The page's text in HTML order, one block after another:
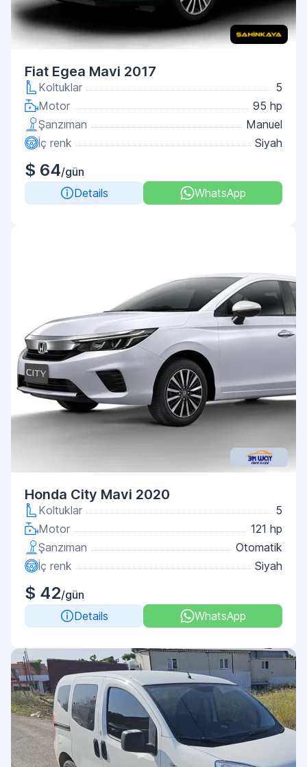
Fiat Egea Mavi 2017
Koltuklar
5
Motor
95 hp
Şanzıman
Manuel
İç renk
Siyah
$ 64/gün
Details
WhatsApp
Honda City Mavi 2020
Koltuklar
5
Motor
121 hp
Şanzıman
Otomatik
İç renk
Siyah
$ 42/gün
Details
WhatsApp